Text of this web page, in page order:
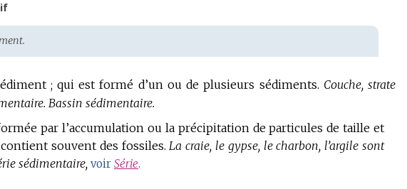
; qui est formé d’un ou de plusieurs sédiments. Couche, strate
Bassin sédimentaire.
par l’accumulation ou la précipitation de particules de taille et
souvent des fossiles. La craie, le gypse, le charbon, l’argile sont
sédimentaire, voir Série.